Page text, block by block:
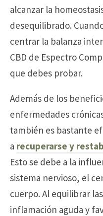
alcanzar la
desequilibrado.
centrar la balanza
CBD de Espectro
que debes probar.
Además de los
enfermedades
también es bastante
a recuperarse y
Esto se debe a la
sistema nervioso, el
cuerpo. Al equilibrar
inflamación aguda y